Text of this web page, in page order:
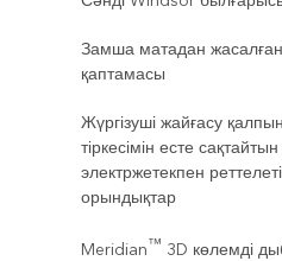
Замша матадан
қаптамасы
Жүргізуші жайғасу
тіркесімін есте
электржетекпен
орындықтар
Meridian™ 3D көлемді